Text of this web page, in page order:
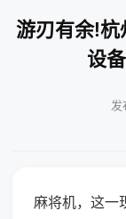
游刃有余!杭
设
发
麻将机，这一